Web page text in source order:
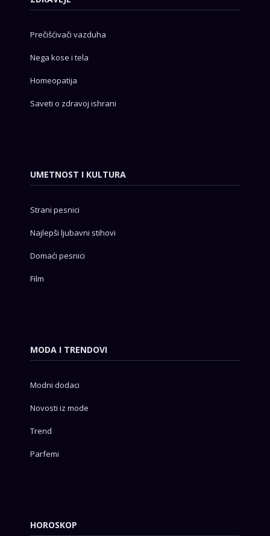
Prečišćivači vazduha
Nega kose i tela
Homeopatija
Saveti o zdravoj ishrani
UMETNOST I KULTURA
Strani pesnici
Najlepši ljubavni stihovi
Domaći pesnici
Film
MODA I TRENDOVI
Modni dodaci
Novosti iz mode
Trend
Parfemi
HOROSKOP